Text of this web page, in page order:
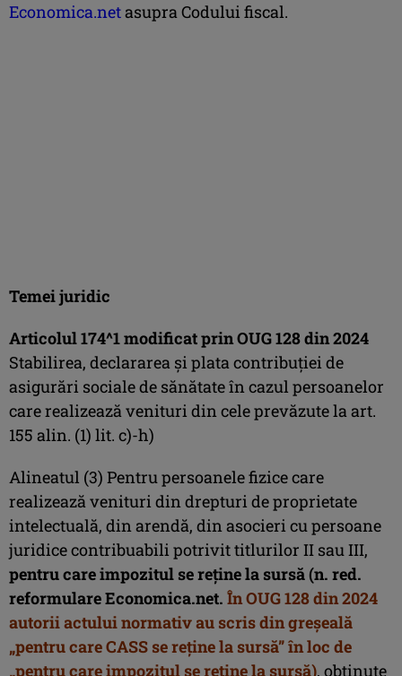
Economica.netasupra Codului fiscal.
Temei juridic
Articolul 174^1 modificat prin OUG 128 din 2024
Stabilirea, declararea și plata contribuției de
asigurări sociale de sănătate în cazul persoanelor
care realizează venituri din cele prevăzute la art.
155 alin. (1) lit. c)-h)
Alineatul (3) Pentru persoanele fizice care
realizează venituri din drepturi de proprietate
intelectuală, din arendă, din asocieri cu persoane
juridice contribuabili potrivit titlurilor II sau III,
pentru care impozitul se reține la sursă (n. red.
reformulare Economica.net. În OUG 128 din 2024
autorii actului normativ au scris din greşeală
„pentru care CASS se reţine la sursă” în loc de
„pentru care impozitul se reţine la sursă), obținute